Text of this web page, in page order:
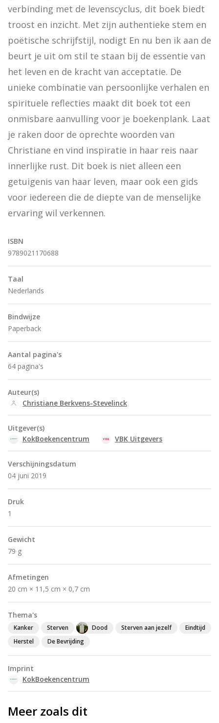
verbinding met de levenscyclus, dit boek biedt
troost en inzicht. Met zijn authentieke stem en
poëtische schrijfstijl, nodigt En nu ben ik aan de
beurt je uit om stil te staan bij de essentie van
het leven en de kracht van acceptatie. De
unieke combinatie van persoonlijke verhalen en
spirituele reflecties maakt dit boek tot een
onmisbare aanvulling voor je boekenplank. Laat
je raken door de oprechte woorden van
Christiane en vind inspiratie in haar reis naar
innerlijke rust. Dit boek is niet alleen een
getuigenis van haar leven, maar ook een gids
voor iedereen die de diepte van de menselijke
ervaring wil verkennen.
ISBN
9789021170688
Taal
Nederlands
Bindwijze
Paperback
Aantal pagina's
64 pagina's
Auteur(s)
Christiane Berkvens-Stevelinck
Uitgever(s)
KokBoekencentrum
VBK Uitgevers
Verschijningsdatum
04 juni 2019
Druk
1
Gewicht
79 g
Afmetingen
20 cm × 11,5 cm × 0,7 cm
Thema's
Kanker Sterven Dood Sterven aan jezelf
Eindtijd
Herstel
De Bevrijding
Imprint
KokBoekencentrum
Meer zoals dit